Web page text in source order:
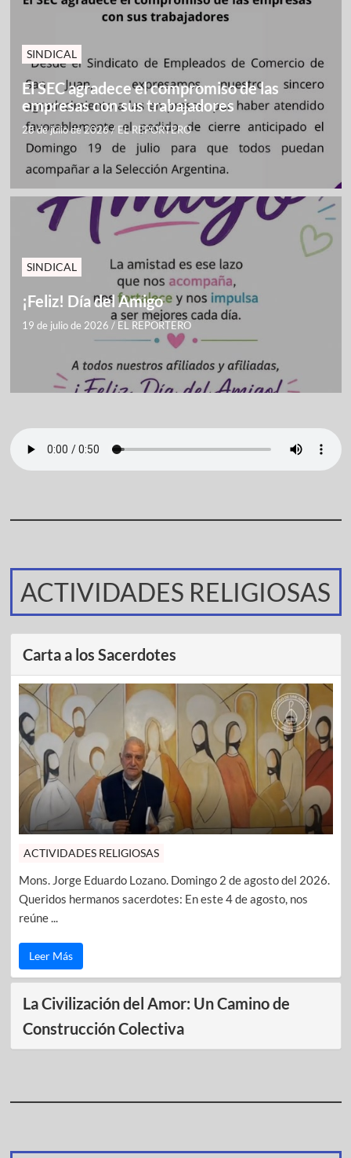
SINDICAL
El SEC agradece el compromiso de las
empresas con sus trabajadores
28 de julio de 2026/ EL REPORTERO
SINDICAL
¡Feliz! Día del Amigo
19 de julio de 2026 / EL REPORTERO
ACTIVIDADES RELIGIOSAS
Carta a los Sacerdotes
ACTIVIDADES RELIGIOSAS
Mons. Jorge Eduardo Lozano. Domingo 2 de agosto del 2026.
Queridos hermanos sacerdotes: En este 4 de agosto, nos
reúne ...
Leer Más
La Civilización del Amor: Un Camino de
Construcción Colectiva